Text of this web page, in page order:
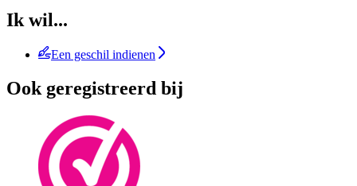
Ik wil...
Een geschil indienen
Ook geregistreerd bij